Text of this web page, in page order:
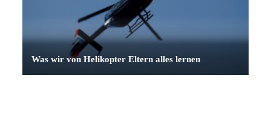
Was wir von Helikopter Eltern alles lernen